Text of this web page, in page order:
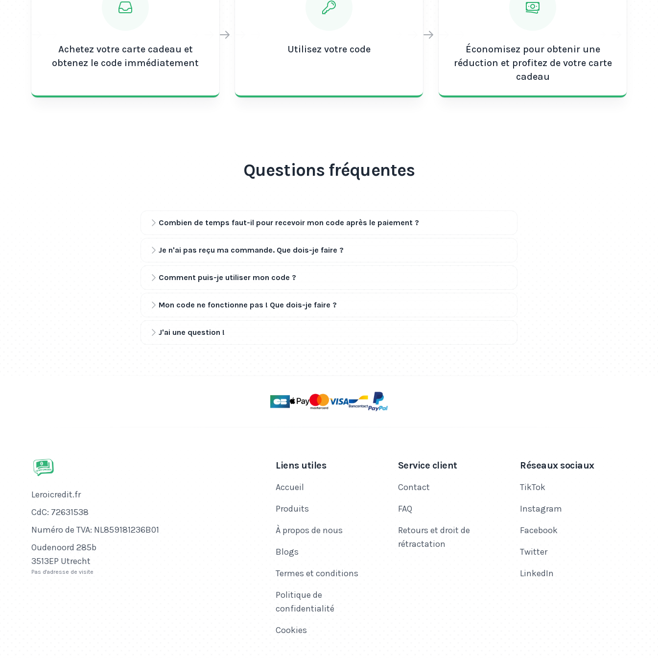
est un processus simple en
Achetez la recharge Orange
revendeur de confiance ou dans un magasin Orange.
Activation : Suivez les instructions fournies pour activer la recharge et
ajouter le crédit à votre compte mobile Orange.
Profitez : Une fois que vous avez ajouté le crédit à votre compte, vous
pouvez commencer à passer des appels et envoyer des SMS illimités, et
Achetez votre carte cadeau et
obtenez le code immédiatement
Utilisez votre code
Économisez pour obtenir une
réduction et profitez de votre carte
cadeau
Questions fréquentes
Combien de temps faut-il pour recevoir mon code après le paiement ?
Je n'ai pas reçu ma commande. Que dois-je faire ?
Comment puis-je utiliser mon code ?
Mon code ne fonctionne pas ! Que dois-je faire ?
J'ai une question !
Nom de l'entreprise
Leroicredit.fr
Numéro de CdC
CdC: 72631538
Numéro de TVA
Numéro de TVA: NL859181236B01
Adresse
Oudenoord 285b
3513EP Utrecht
Pas d'adresse de visite
Liens utiles
Accueil
Produits
À propos de nous
Blogs
Termes et conditions
Politique de
confidentialité
Cookies
Service client
Contact
FAQ
Retours et droit de
rétractation
Réseaux sociaux
TikTok
Instagram
Facebook
Twitter
LinkedIn